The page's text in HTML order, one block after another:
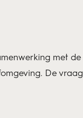
met
De